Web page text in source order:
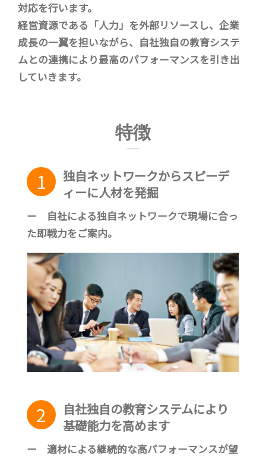
対応を行います。
経営資源である「人力」を外部リソースし、企業
成長の一翼を担いながら、自社独自の教育システ
ムとの連携により最高のパフォーマンスを引き出
していきます。
特徴
1
独自ネットワークからスピーデ
ィーに人材を発掘
ー 自社による独自ネットワークで現場に合っ
た即戦力をご案内。
2
自社独自の教育システムにより
基礎能力を高めます
ー 適材による継続的な高パフォーマンスが望